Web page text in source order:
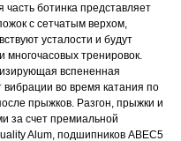
ботинка представляет
с сетчатым верхом,
усталости и будут
тренировок.
вспененная
вибрации во время катания по
прыжков. Разгон, прыжки и
за счет премиальной
Alum, подшипников ABEC5